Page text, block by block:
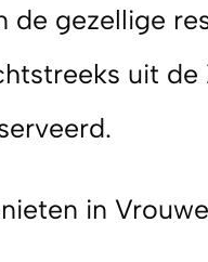
de gezellige
uit
in